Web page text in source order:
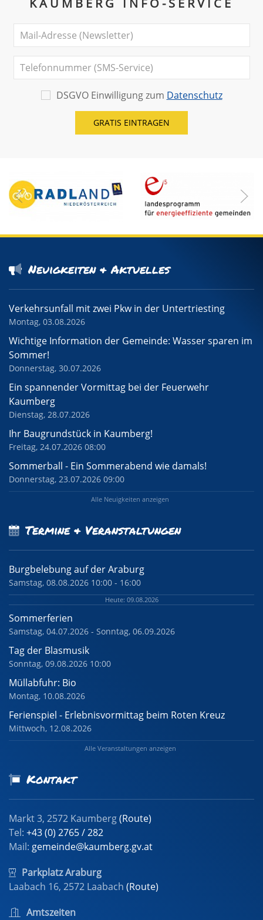
KAUMBERG INFO-SERVICE
DSGVO Einwilligung zum Datenschutz
Neuigkeiten & Aktuelles
Verkehrsunfall mit zwei Pkw in der Untertriesting
Montag, 03.08.2026
Wichtige Information der Gemeinde: Wasser sparen im
Sommer!
Donnerstag, 30.07.2026
Ein spannender Vormittag bei der Feuerwehr
Kaumberg
Dienstag, 28.07.2026
Ihr Baugrundstück in Kaumberg!
Freitag, 24.07.2026 08:00
Sommerball - Ein Sommerabend wie damals!
Donnerstag, 23.07.2026 09:00
Alle Neuigkeiten anzeigen
Termine & Veranstaltungen
Burgbelebung auf der Araburg
Samstag, 08.08.2026 10:00 - 16:00
Heute: 09.08.2026
Sommerferien
Samstag, 04.07.2026 - Sonntag, 06.09.2026
Tag der Blasmusik
Sonntag, 09.08.2026 10:00
Müllabfuhr: Bio
Montag, 10.08.2026
Ferienspiel - Erlebnisvormittag beim Roten Kreuz
Mittwoch, 12.08.2026
Alle Veranstaltungen anzeigen
Kontakt
Markt 3, 2572 Kaumberg(Route)
Tel: +43 (0) 2765 / 282
Mail: gemeinde@kaumberg.gv.at
Parkplatz Araburg
Laabach 16, 2572 Laabach (Route)
Amtszeiten